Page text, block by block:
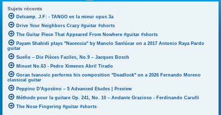
Sujets récents
Delcamp. J.F: - TANGO en la mieur opus 3a
Drive Your Neighbors Crazy #guitar #shorts
The Guitar Piece That Appeared From Nowhere #guitar #shorts
Payam Shahidi plays "Nacencia" by Manolo Sanlúcar on a 2017 Antonio Raya Pardo
guitar
Sueño – Dix Pièces Faciles, No.9 – Jacques Bosch
Minuet No.63 - Pedro Ximenes Abril Tirado
Goran Ivanovic performs his composition "Deadlock" on a 2026 Fernando Moreno
classical guitar
Peppino D'Agostino – 5 Advanced Etudes | Preview
Méthode pour la guitare Op. 241, No. 10 – Andante Grazioso - Ferdinando Carulli
The Nose Fingering #guitar #shorts